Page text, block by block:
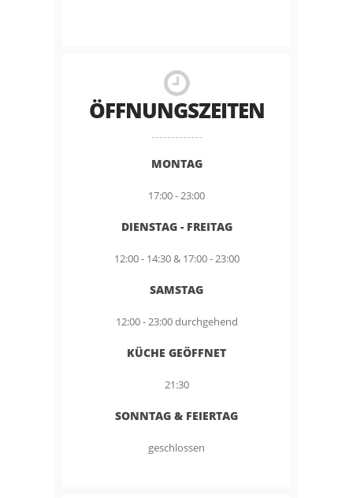
ÖFFNUNGSZEITEN
MONTAG
17:00 - 23:00
DIENSTAG - FREITAG
12:00 - 14:30 & 17:00 - 23:00
SAMSTAG
12:00 - 23:00 durchgehend
KÜCHE GEÖFFNET
21:30
SONNTAG & FEIERTAG
geschlossen